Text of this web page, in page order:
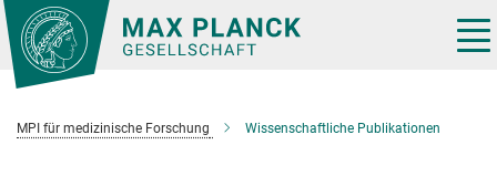
Hauptinhalt
MPI für medizinische Forschung Wissenschaftliche Publikationen